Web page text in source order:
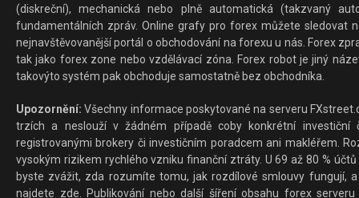
(diskreční), mechanická nebo plně automatická (takzvaný
fundamentálních zpráv. Online grafy pro forex můžete sledovat
nejnavštěvovanější portál o obchodování na forexu u nás. Forex
tak jako forex zone nebo vzdělávací zóna. Forex robot je jiný
takovýto systém pak obchoduje samostatně bez obchodníka.
Upozornění: Všechny informace poskytované na serveru
trzích a neslouží v žádném případě coby konkrétní investiční
registrovanými brokery či investičním poradcem ani makléřem.
vysokým rizikem rychlého vzniku finanční ztráty. U 69 až 80 %
byste zvážit, zda rozumíte tomu, jak rozdílové smlouvy fungují,
najdete zde. Publikování nebo další šíření obsahu forex